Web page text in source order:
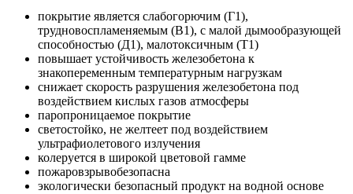
покрытие является слабогорючим (Г1),
трудновоспламеняемым (В1), с малой дымообразующей
способностью (Д1), малотоксичным (Т1)
повышает устойчивость железобетона к
знакопеременным температурным нагрузкам
снижает скорость разрушения железобетона под
воздействием кислых газов атмосферы
паропроницаемое покрытие
светостойко, не желтеет под воздействием
ультрафиолетового излучения
колеруется в широкой цветовой гамме
пожаровзрывобезопасна
экологически безопасный продукт на водной основе